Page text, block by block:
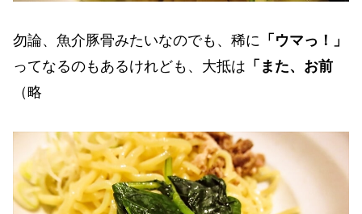
勿論、魚介豚骨みたいなのでも、稀に 「ウマっ！」
ってなるのもあるけれども、大抵は 「また、お前
（略